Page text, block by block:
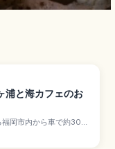
浦と海カフェのお
岡市内から車で約30分
カフェ・地元グルメで
白鳥居の二見ヶ浦、芥